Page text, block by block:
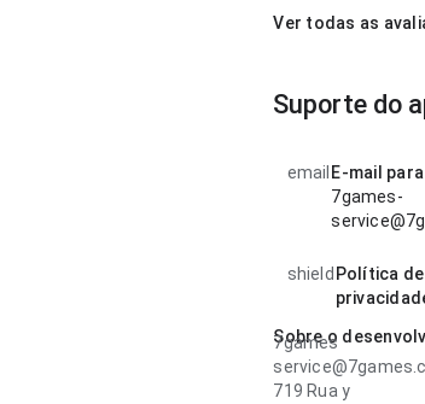
Ver todas as
Suporte do
email E-mail
7games-
shield Política de
Sobre o
7games
719 Rua y